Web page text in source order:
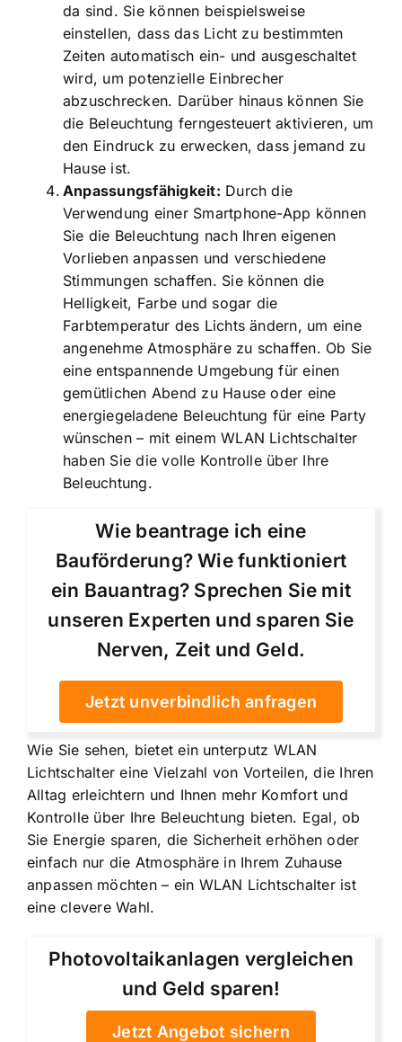
da sind. Sie können beispielsweise
einstellen, dass das Licht zu bestimmten
Zeiten automatisch ein- und ausgeschaltet
wird, um potenzielle Einbrecher
abzuschrecken. Darüber hinaus können Sie
die Beleuchtung ferngesteuert aktivieren, um
den Eindruck zu erwecken, dass jemand zu
Hause ist.
Anpassungsfähigkeit: Durch die
Verwendung einer Smartphone-App können
Sie die Beleuchtung nach Ihren eigenen
Vorlieben anpassen und verschiedene
Stimmungen schaffen. Sie können die
Helligkeit, Farbe und sogar die
Farbtemperatur des Lichts ändern, um eine
angenehme Atmosphäre zu schaffen. Ob Sie
eine entspannende Umgebung für einen
gemütlichen Abend zu Hause oder eine
energiegeladene Beleuchtung für eine Party
wünschen – mit einem WLAN Lichtschalter
haben Sie die volle Kontrolle über Ihre
Beleuchtung.
Wie beantrage ich eine
Bauförderung? Wie funktioniert
ein Bauantrag? Sprechen Sie mit
unseren Experten und sparen Sie
Nerven, Zeit und Geld.
Jetzt unverbindlich anfragen
Wie Sie sehen, bietet ein unterputz WLAN
Lichtschalter eine Vielzahl von Vorteilen, die Ihren
Alltag erleichtern und Ihnen mehr Komfort und
Kontrolle über Ihre Beleuchtung bieten. Egal, ob
Sie Energie sparen, die Sicherheit erhöhen oder
einfach nur die Atmosphäre in Ihrem Zuhause
anpassen möchten – ein WLAN Lichtschalter ist
eine clevere Wahl.
Photovoltaikanlagen vergleichen
und Geld sparen!
Jetzt Angebot sichern